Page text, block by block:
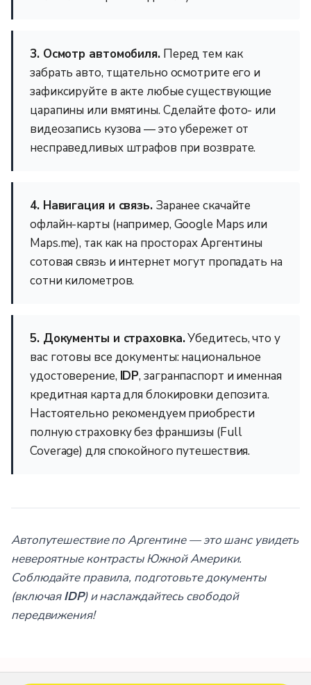
3. Осмотр автомобиля.Перед тем как
забрать авто, тщательно осмотрите его и
зафиксируйте в акте любые существующие
царапины или вмятины. Сделайте фото- или
видеозапись кузова — это убережет от
несправедливых штрафов при возврате.
4. Навигация и связь.Заранее скачайте
офлайн-карты (например, Google Maps или
Maps.me), так как на просторах Аргентины
сотовая связь и интернет могут пропадать на
сотни километров.
5. Документы и страховка.Убедитесь, что у
вас готовы все документы: национальное
удостоверение, IDP, загранпаспорт и именная
кредитная карта для блокировки депозита.
Настоятельно рекомендуем приобрести
полную страховку без франшизы (Full
Coverage) для спокойного путешествия.
Автопутешествие по Аргентине — это шанс увидеть
невероятные контрасты Южной Америки.
Соблюдайте правила, подготовьте документы
(включаяIDP) и наслаждайтесь свободой
передвижения!